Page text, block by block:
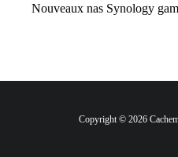
Nouveaux nas Synology
Copyright © 2026